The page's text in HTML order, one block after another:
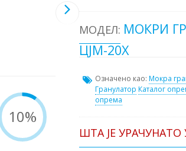
10%
МОДЕЛ: МОКРИ
ЦЈМ-20Х
Означено као: Мокра
Гранулатор Каталог
опрема
ШТА ЈЕ УРАЧУНАТО